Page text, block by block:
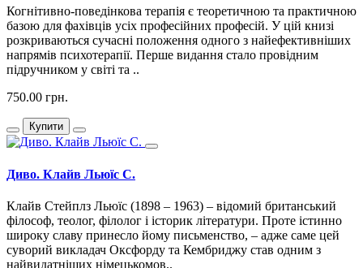
Когнітивно-поведінкова терапія є теоретичною та практичною
базою для фахівців усіх професійних професій. У цій книзі
розкриваються сучасні положення одного з найефективніших
напрямів психотерапії. Перше видання стало провідним
підручником у світі та ..
750.00 грн.
Купити
Диво. Клайв Льюїс С.
Клайв Стейплз Льюїс (1898 – 1963) – відомий британський
філософ, теолог, філолог і історик літератури. Проте істинно
широку славу принесло йому письменство, – адже саме цей
суворий викладач Оксфорду та Кембриджу став одним з
найвидатніших німецькомов..